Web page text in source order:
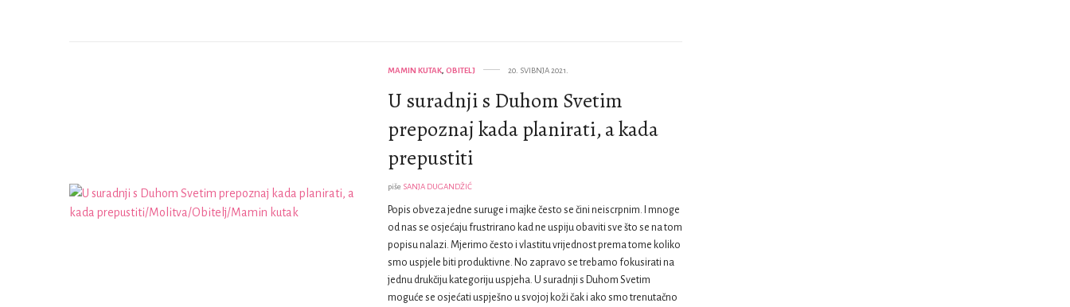
MAMIN KUTAK, OBITELJ 20. SVIBNJA 2021.
U suradnji s Duhom Svetim
prepoznaj kada planirati, a kada
prepustiti
piše SANJA DUGANDŽIĆ
Popis obveza jedne suruge i majke često se čini neiscrpnim. I mnoge
od nas se osjećaju frustrirano kad ne uspiju obaviti sve što se na tom
popisu nalazi. Mjerimo često i vlastitu vrijednost prema tome koliko
smo uspjele biti produktivne. No zapravo se trebamo fokusirati na
jednu drukčiju kategoriju uspjeha. U suradnji s Duhom Svetim
moguće se osjećati uspješno u svojoj koži čak i ako smo trenutačno